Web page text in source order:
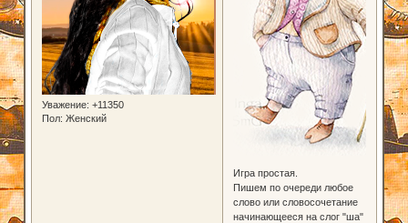
Уважение: +11350
Пол: Женский
Игра простая.
Пишем по очереди любое
слово или словосочетание
начинающееся на слог "ша"